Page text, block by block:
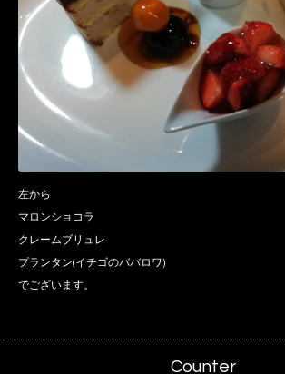
左から
マロンショコラ
クレームブリュレ
プランタン(イチゴのババロワ)
でございます。
Counter